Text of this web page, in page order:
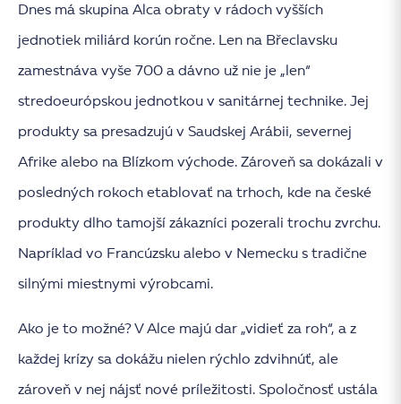
Dnes má skupina Alca obraty v rádoch vyšších
jednotiek miliárd korún ročne. Len na Břeclavsku
zamestnáva vyše 700 a dávno už nie je „len“
stredoeurópskou jednotkou v sanitárnej technike. Jej
produkty sa presadzujú v Saudskej Arábii, severnej
Afrike alebo na Blízkom východe. Zároveň sa dokázali v
posledných rokoch etablovať na trhoch, kde na české
produkty dlho tamojší zákazníci pozerali trochu zvrchu.
Napríklad vo Francúzsku alebo v Nemecku s tradične
silnými miestnymi výrobcami.
Ako je to možné? V Alce majú dar „vidieť za roh“, a z
každej krízy sa dokážu nielen rýchlo zdvihnúť, ale
zároveň v nej nájsť nové príležitosti. Spoločnosť ustála